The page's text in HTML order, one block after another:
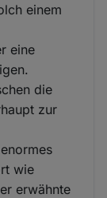
einem
eine
die
zur
wie
erwähnte